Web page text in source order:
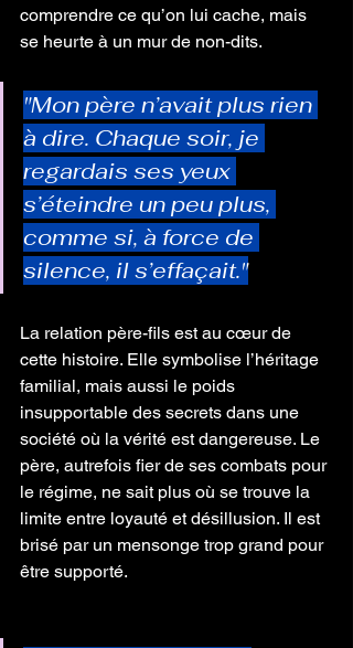
comprendre ce qu’on lui cache, mais
se heurte à un mur de non-dits.
"Mon père n’avait plus rien
à dire. Chaque soir, je
regardais ses yeux
s’éteindre un peu plus,
comme si, à force de
silence, il s’effaçait."
La relation père-fils est au cœur de
cette histoire. Elle symbolise l’héritage
familial, mais aussi le poids
insupportable des secrets dans une
société où la vérité est dangereuse. Le
père, autrefois fier de ses combats pour
le régime, ne sait plus où se trouve la
limite entre loyauté et désillusion. Il est
brisé par un mensonge trop grand pour
être supporté.